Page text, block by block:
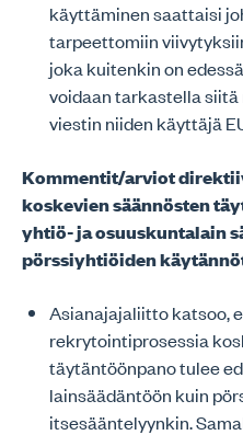
käyttäminen saattaisi
tarpeettomiin
joka kuitenkin on
voidaan tarkastella
viestin niiden käyttäjä
Kommentit/arviot
koskevien säännösten
yhtiö- ja osuuskuntalain
pörssiyhtiöiden
Asianajajaliitto katsoo,
rekrytointiprosessia
täytäntöönpano tulee
lainsäädäntöön kuin
itsesääntelyynkin.